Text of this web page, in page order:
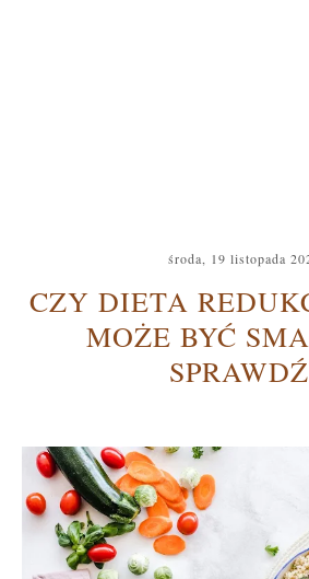
środa, 19 listopada
CZY DIETA
MOŻE BYĆ